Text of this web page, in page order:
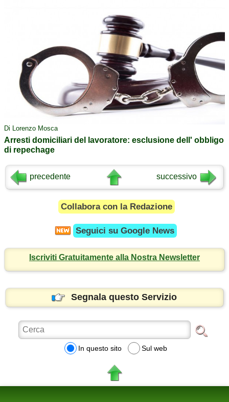
Di Lorenzo Mosca
Arresti domiciliari del lavoratore: esclusione dell' obbligo
di repechage
precedente successivo
Collabora con la Redazione
Seguici su Google News
Iscriviti Gratuitamente alla Nostra Newsletter
Segnala questo Servizio
In questo sito Sul web